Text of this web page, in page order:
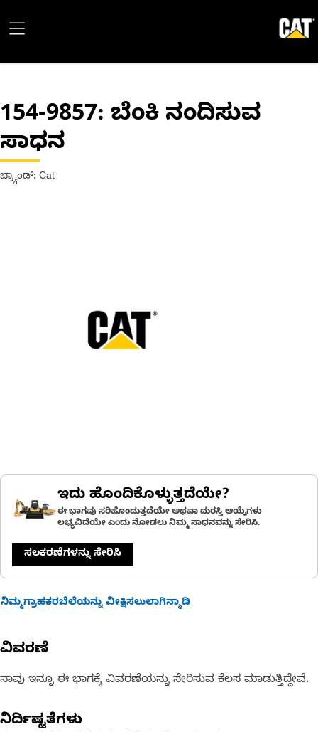
154-9857: ಬೆಂಕಿ ನಂದಿಸುವ
ಸಾಧನ
ಬ್ರ್ಯಾಂಡ್: Cat
ಇದು ಹೊಂದಿಕೊಳ್ಳುತ್ತದೆಯೇ?
ಈ ಭಾಗವು ಸರಿಹೊಂದುತ್ತದೆಯೇ ಅಥವಾ ದುರಸ್ತಿ ಆಯ್ಕೆಗಳು
ಲಭ್ಯವಿದೆಯೇ ಎಂದು ನೋಡಲು ನಿಮ್ಮ ಸಾಧನವನ್ನು ಸೇರಿಸಿ.
ಸಲಕರಣೆಗಳನ್ನು ಸೇರಿಸಿ
ನಿಮ್ಮಗ್ರಾಹಕರಬೆಲೆಯನ್ನು ವೀಕ್ಷಿಸಲುಲಾಗಿನ್ಮಾಡಿ
ವಿವರಣೆ
ನಾವು ಇನ್ನೂ ಈ ಭಾಗಕ್ಕೆ ವಿವರಣೆಯನ್ನು ಸೇರಿಸುವ ಕೆಲಸ ಮಾಡುತ್ತಿದ್ದೇವೆ.
ನಿರ್ದಿಷ್ಟತೆಗಳು